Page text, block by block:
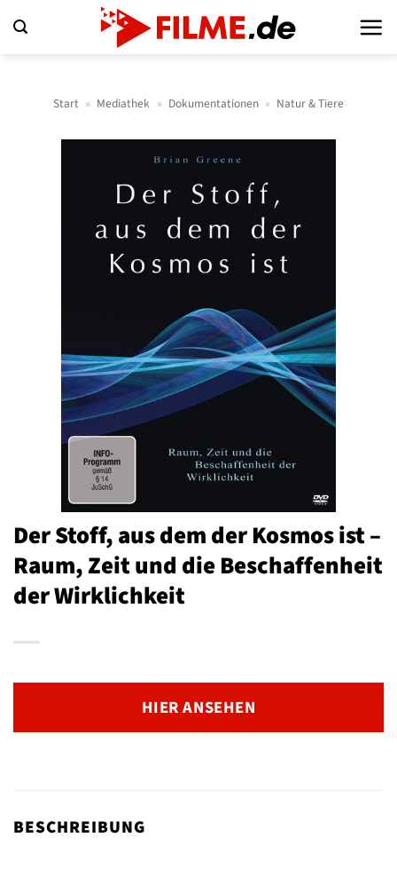
Inhalt
Start » Mediathek » Dokumentationen » Natur & Tiere
Der Stoff, aus dem der Kosmos ist –
Raum, Zeit und die Beschaffenheit
der Wirklichkeit
HIER ANSEHEN
BESCHREIBUNG